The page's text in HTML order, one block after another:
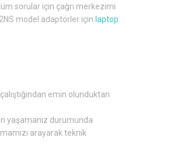
sorular için çağrı merkezimi
model adaptörler için laptop
emin olunduktan
yaşamanız durumunda
arayarak teknik